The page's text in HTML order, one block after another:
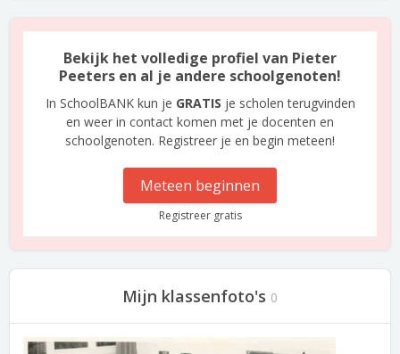
Bekijk het volledige profiel van Pieter
Peeters en al je andere schoolgenoten!
In SchoolBANK kun je GRATIS je scholen terugvinden
en weer in contact komen met je docenten en
schoolgenoten. Registreer je en begin meteen!
Meteen beginnen
Registreer gratis
Mijn klassenfoto's 0